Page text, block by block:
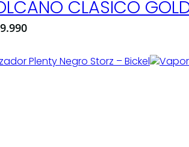
CLASICO